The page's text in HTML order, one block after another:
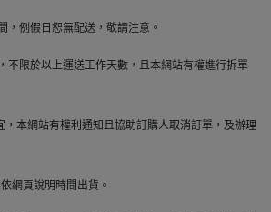
，例假日恕無配送，敬請注意。
不限於以上運送工作天數，且本網站有權進行拆單
，本網站有權利通知且協助訂購人取消訂單，及辦理
網頁說明時間出貨。